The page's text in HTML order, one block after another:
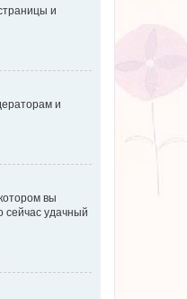
и
и
вы
сейчас удачный